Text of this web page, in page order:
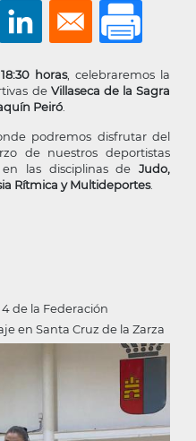
horas, celebraremos la
de Villaseca de la Sagra
Peiró.
podremos disfrutar del
de nuestros deportistas
las disciplinas deJudo,
Rítmica y Multideportes.
4 de la Federación
en Santa Cruz de la Zarza